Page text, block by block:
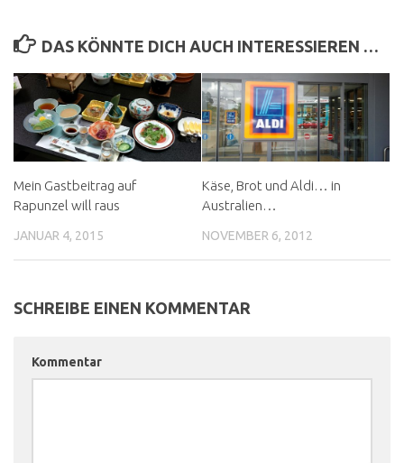
DAS KÖNNTE DICH AUCH INTERESSIEREN …
Mein Gastbeitrag auf
Rapunzel will raus
JANUAR 4, 2015
Käse, Brot und Aldi… in
Australien…
NOVEMBER 6, 2012
SCHREIBE EINEN KOMMENTAR
Kommentar